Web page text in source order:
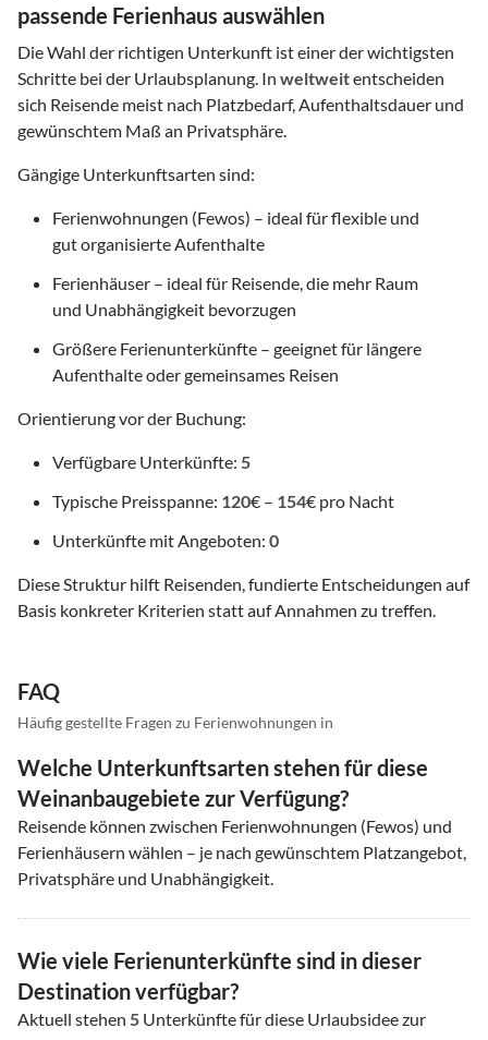
passende Ferienhaus auswählen
Die Wahl der richtigen Unterkunft ist einer der wichtigsten
Schritte bei der Urlaubsplanung. In weltweitentscheiden
sich Reisende meist nach Platzbedarf, Aufenthaltsdauer und
gewünschtem Maß an Privatsphäre.
Gängige Unterkunftsarten sind:
Ferienwohnungen (Fewos) – ideal für flexible und
gut organisierte Aufenthalte
Ferienhäuser – ideal für Reisende, die mehr Raum
und Unabhängigkeit bevorzugen
Größere Ferienunterkünfte – geeignet für längere
Aufenthalte oder gemeinsames Reisen
Orientierung vor der Buchung:
Verfügbare Unterkünfte: 5
Typische Preisspanne: 120€ – 154€ pro Nacht
Unterkünfte mit Angeboten: 0
Diese Struktur hilft Reisenden, fundierte Entscheidungen auf
Basis konkreter Kriterien statt auf Annahmen zu treffen.
FAQ
Häufig gestellte Fragen zu Ferienwohnungen in
Welche Unterkunftsarten stehen für diese
Weinanbaugebiete zur Verfügung?
Reisende können zwischen Ferienwohnungen (Fewos) und
Ferienhäusern wählen – je nach gewünschtem Platzangebot,
Privatsphäre und Unabhängigkeit.
Wie viele Ferienunterkünfte sind in dieser
Destination verfügbar?
Aktuell stehen 5 Unterkünfte für diese Urlaubsidee zur